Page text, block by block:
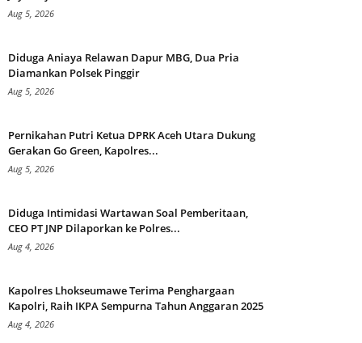
Aug 5, 2026
Diduga Aniaya Relawan Dapur MBG, Dua Pria
Diamankan Polsek Pinggir
Aug 5, 2026
Pernikahan Putri Ketua DPRK Aceh Utara Dukung
Gerakan Go Green, Kapolres...
Aug 5, 2026
Diduga Intimidasi Wartawan Soal Pemberitaan,
CEO PT JNP Dilaporkan ke Polres...
Aug 4, 2026
Kapolres Lhokseumawe Terima Penghargaan
Kapolri, Raih IKPA Sempurna Tahun Anggaran 2025
Aug 4, 2026